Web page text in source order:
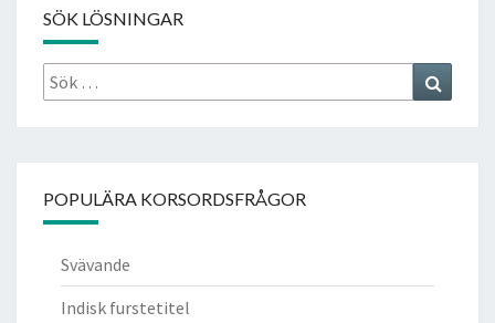
SÖK LÖSNINGAR
Sök
efter:
POPULÄRA KORSORDSFRÅGOR
Svävande
Indisk furstetitel